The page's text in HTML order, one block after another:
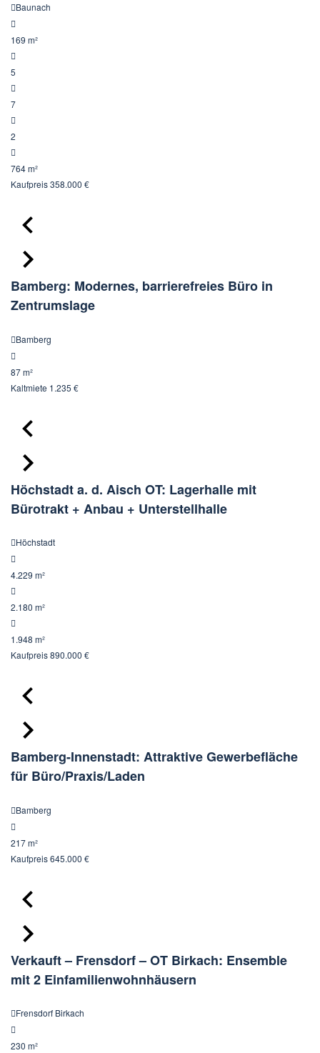
Baunach
169 m²
5
7
2
764 m²
Kaufpreis358.000 €
Bamberg: Modernes, barrierefreies Büro in
Zentrumslage
Bamberg
87 m²
Kaltmiete 1.235 €
Höchstadt a. d. Aisch OT: Lagerhalle mit
Bürotrakt + Anbau + Unterstellhalle
Höchstadt
4.229 m²
2.180 m²
1.948 m²
Kaufpreis890.000 €
Bamberg-Innenstadt: Attraktive Gewerbefläche
für Büro/Praxis/Laden
Bamberg
217 m²
Kaufpreis645.000 €
Verkauft – Frensdorf – OT Birkach: Ensemble
mit 2 Einfamilienwohnhäusern
Frensdorf Birkach
230 m²